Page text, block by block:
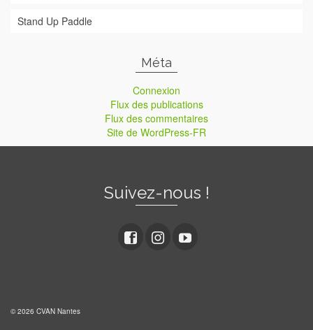
Stand Up Paddle
Méta
Connexion
Flux des publications
Flux des commentaires
Site de WordPress-FR
Suivez-nous !
© 2026 CVAN Nantes